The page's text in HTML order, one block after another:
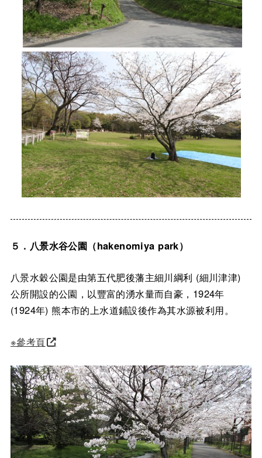
５．八景水谷公園（hakenomiya park）
八景水穀公園是由第五代肥後藩主細川綱利 (細川津津)
公所開設的公園，以豐富的湧水量而自豪，1924年
(1924年) 熊本市的上水道鋪設後作為其水源被利用。
※參考頁